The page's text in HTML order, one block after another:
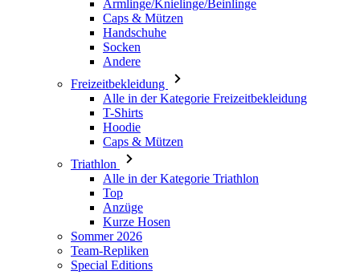
Freizeitbekleidung
Alle in der Kategorie Freizeitbekleidung
T-Shirts
Hoodie
Caps & Mützen
Triathlon
Alle in der Kategorie Triathlon
Top
Anzüge
Kurze Hosen
Sommer 2026
Team-Repliken
Special Editions
Ausverkauf
Geschenkgutscheine
Kinder
Alle in der Kategorie Kinder